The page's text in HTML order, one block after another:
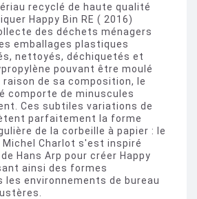
recyclé de haute qualité
Happy Bin RE ( 2016)
des déchets ménagers
emballages plastiques
nettoyés, déchiquetés et
pouvant être moulé
raison de sa composition, le
comporte de minuscules
Ces subtiles variations de
parfaitement la forme
de la corbeille à papier : le
Charlot s'est inspiré
Hans Arp pour créer Happy
ainsi des formes
les environnements de bureau